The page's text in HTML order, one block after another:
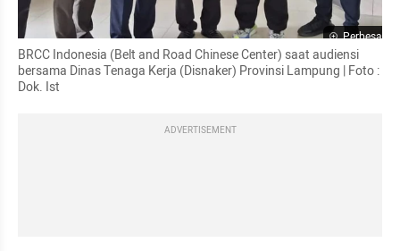
Perbesar
BRCC Indonesia (Belt and Road Chinese Center) saat audiensi
bersama Dinas Tenaga Kerja (Disnaker) Provinsi Lampung | Foto :
Dok. Ist
ADVERTISEMENT